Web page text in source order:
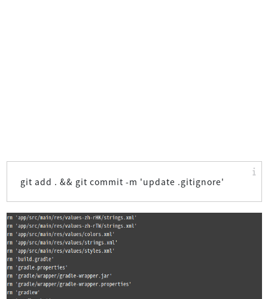
git add . && git commit -m 'update .gitignore'